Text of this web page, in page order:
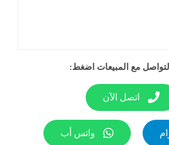
مع المبيعات اضغط:
اتصل الآن
واتس أب